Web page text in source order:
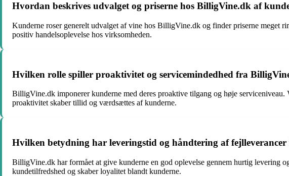
Hvordan beskrives udvalget og priserne hos BilligVine.dk af
Kunderne roser generelt udvalget af vine hos BilligVine.dk og finder priserne meget
positiv handelsoplevelse hos virksomheden.
Hvilken rolle spiller proaktivitet og servicemindedhed fra
BilligVine.dk imponerer kunderne med deres proaktive tilgang og høje
proaktivitet skaber tillid og værdsættes af kunderne.
Hvilken betydning har leveringstid og håndtering af
BilligVine.dk har formået at give kunderne en god oplevelse gennem hurtig levering
kundetilfredshed og skaber loyalitet blandt kunderne.